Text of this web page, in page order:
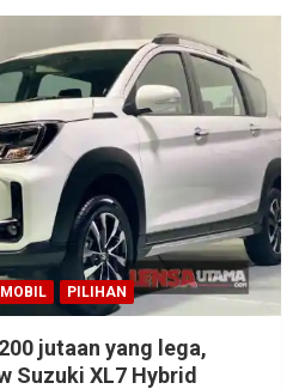
MOBIL PILIHAN
jutaan yang lega,
Suzuki XL7 Hybrid